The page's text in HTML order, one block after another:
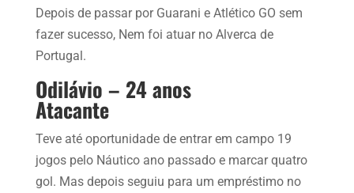
Depois de passar por Guarani e Atlético GO sem
fazer sucesso, Nem foi atuar no Alverca de
Portugal.
Odilávio – 24 anos
Atacante
Teve até oportunidade de entrar em campo 19
jogos pelo Náutico ano passado e marcar quatro
gol. Mas depois seguiu para um empréstimo no